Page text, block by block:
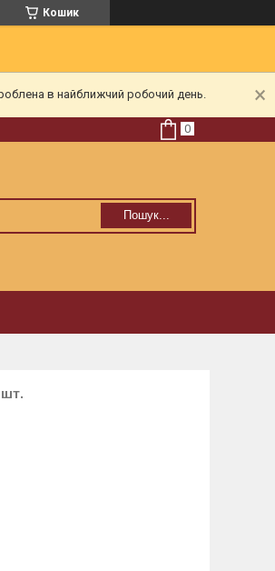
Кошик
в найближчий робочий день.
Пошук...